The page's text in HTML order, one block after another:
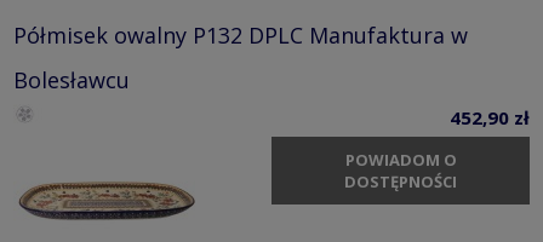
Półmisek owalny P132 DPLC Manufaktura w
Bolesławcu
452,90 zł
POWIADOM O
DOSTĘPNOŚCI